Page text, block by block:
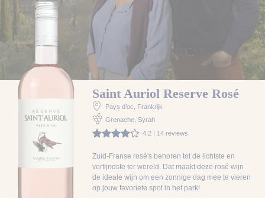
Saint Auriol Reserve Rosé
Pays d’oc , Frankrijk
Grenache, Syrah
4.2 | 14 reviews
Zuid-Franse rosé's behoren tot de lichtste en
verfijndste ter wereld. Dat maakt deze rosé wijn
de ideale wijn om een zonnige dag mee te vieren
op jouw favoriete spot in het park!